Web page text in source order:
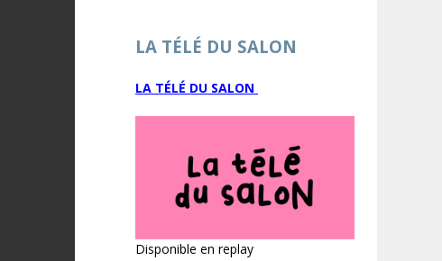
LA TÉLÉ DU SALON
LA TÉLÉ DU SALON
Disponible en replay